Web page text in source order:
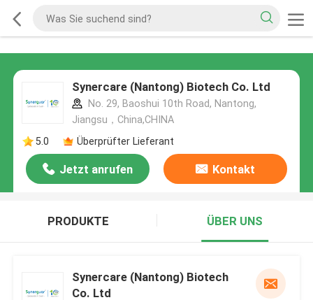
Synercare (Nantong) Biotech Co. Ltd
No. 29, Baoshui 10th Road, Nantong,
Jiangsu，China,CHINA
5.0
Überprüfter Lieferant
Jetzt anrufen Kontakt
PRODUKTE ÜBER UNS
Synercare (Nantong) Biotech
Co. Ltd